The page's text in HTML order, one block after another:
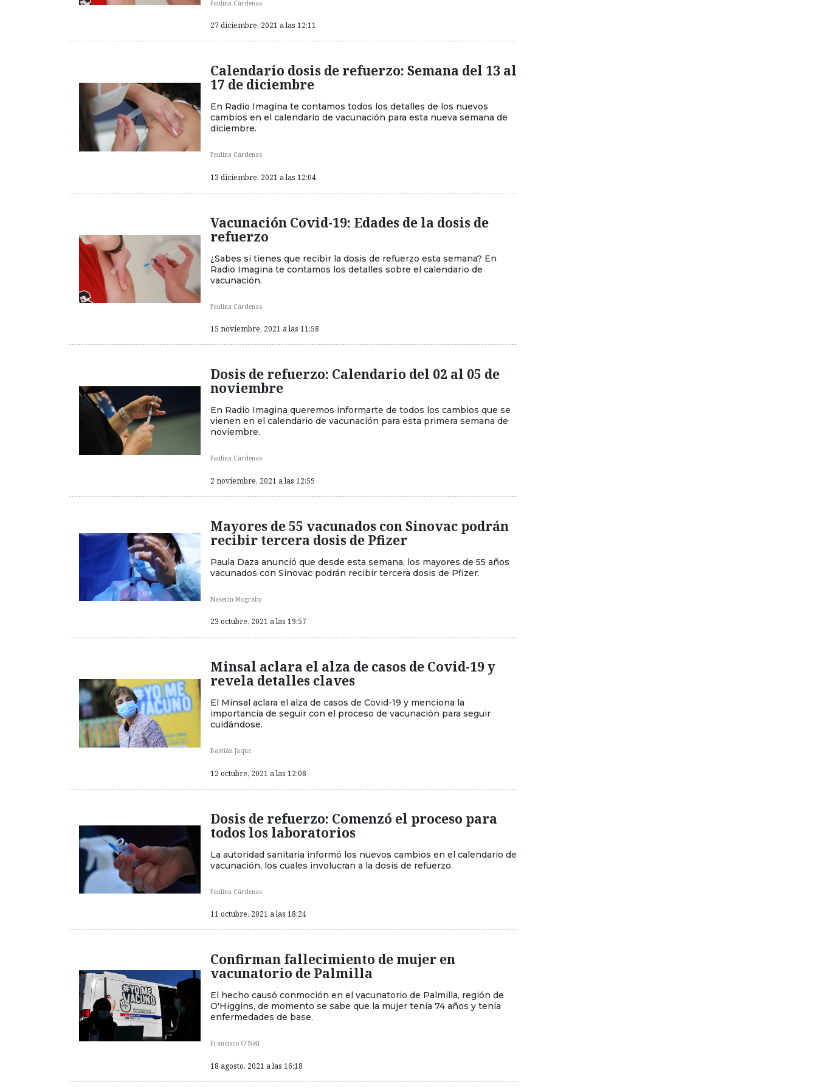
Paulina Cárdenas
27 diciembre, 2021 a las 12:11
Calendario dosis de refuerzo: Semana del 13 al
17 de diciembre
En Radio Imagina te contamos todos los detalles de los nuevos
cambios en el calendario de vacunación para esta nueva semana de
diciembre.
Paulina Cárdenas
13 diciembre, 2021 a las 12:04
Vacunación Covid-19: Edades de la dosis de
refuerzo
¿Sabes si tienes que recibir la dosis de refuerzo esta semana? En
Radio Imagina te contamos los detalles sobre el calendario de
vacunación.
Paulina Cárdenas
15 noviembre, 2021 a las 11:58
Dosis de refuerzo: Calendario del 02 al 05 de
noviembre
En Radio Imagina queremos informarte de todos los cambios que se
vienen en el calendario de vacunación para esta primera semana de
noviembre.
Paulina Cárdenas
2 noviembre, 2021 a las 12:59
Mayores de 55 vacunados con Sinovac podrán
recibir tercera dosis de Pfizer
Paula Daza anunció que desde esta semana, los mayores de 55 años
vacunados con Sinovac podrán recibir tercera dosis de Pfizer.
Naserin Mograby
23 octubre, 2021 a las 19:57
Minsal aclara el alza de casos de Covid-19 y
revela detalles claves
El Minsal aclara el alza de casos de Covid-19 y menciona la
importancia de seguir con el proceso de vacunación para seguir
cuidándose.
Bastián Jaque
12 octubre, 2021 a las 12:08
Dosis de refuerzo: Comenzó el proceso para
todos los laboratorios
La autoridad sanitaria informó los nuevos cambios en el calendario de
vacunación, los cuales involucran a la dosis de refuerzo.
Paulina Cárdenas
11 octubre, 2021 a las 18:24
Confirman fallecimiento de mujer en
vacunatorio de Palmilla
El hecho causó conmoción en el vacunatorio de Palmilla, región de
O'Higgins, de momento se sabe que la mujer tenía 74 años y tenía
enfermedades de base.
Francisco O’Nell
18 agosto, 2021 a las 16:18